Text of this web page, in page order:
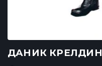
ДАНИК КРЕЛДИН